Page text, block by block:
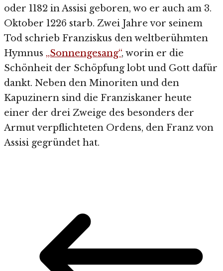
oder 1182 in Assisi geboren, wo er auch am 3.
Oktober 1226 starb. Zwei Jahre vor seinem
Tod schrieb Franziskus den weltberühmten
Hymnus „Sonnengesang“, worin er die
Schönheit der Schöpfung lobt und Gott dafür
dankt. Neben den Minoriten und den
Kapuzinern sind die Franziskaner heute
einer der drei Zweige des besonders der
Armut verpflichteten Ordens, den Franz von
Assisi gegründet hat.